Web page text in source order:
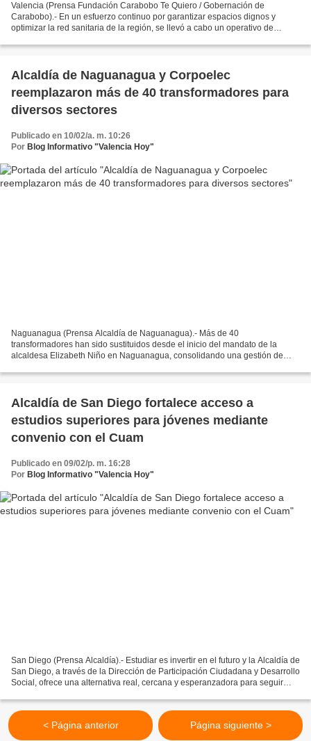
Valencia (Prensa Fundación Carabobo Te Quiero / Gobernación de
Carabobo).- En un esfuerzo continuo por garantizar espacios dignos y
optimizar la red sanitaria de la región, se llevó a cabo un operativo de
Alcaldía de Naguanagua y Corpoelec
reemplazaron más de 40 transformadores para
diversos sectores
Publicado en 10/02/a. m. 10:26
Por Blog Informativo "Valencia Hoy"
Naguanagua (Prensa Alcaldía de Naguanagua).- Más de 40
transformadores han sido sustituidos desde el inicio del mandato de la
alcaldesa Elizabeth Niño en Naguanagua, consolidando una gestión de
Alcaldía de San Diego fortalece acceso a
estudios superiores para jóvenes mediante
convenio con el Cuam
Publicado en 09/02/p. m. 16:28
Por Blog Informativo "Valencia Hoy"
San Diego (Prensa Alcaldía).- Estudiar es invertir en el futuro y la Alcaldía de
San Diego, a través de la Dirección de Participación Ciudadana y Desarrollo
Social, ofrece una alternativa real, cercana y esperanzadora para seguir
< Página anterior Página siguiente >